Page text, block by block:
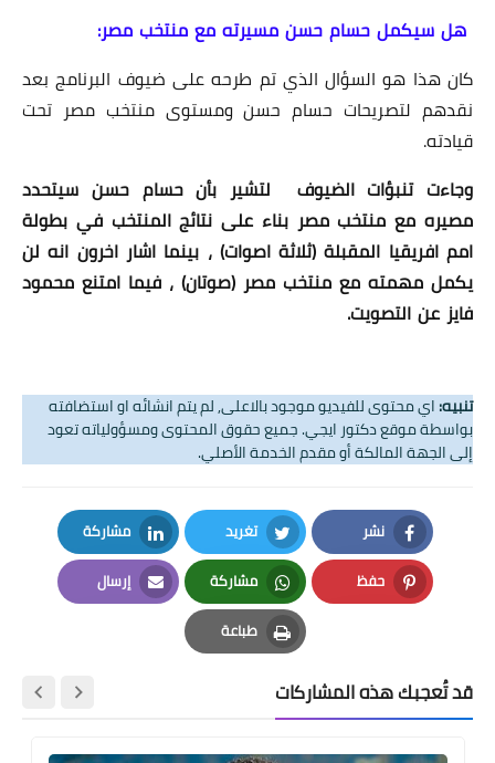
هل سيكمل حسام حسن مسيرته مع منتخب مصر:
كان هذا هو السؤال الذي تم طرحه على ضيوف البرنامج بعد
نقدهم لتصريحات حسام حسن ومستوى منتخب مصر تحت
قيادته.
وجاءت تنبؤات الضيوف لتشير بأن حسام حسن سيتحدد
مصيره مع منتخب مصر بناء على نتائج المنتخب في بطولة
امم افريقيا المقبلة (ثلاثة اصوات) ، بينما اشار اخرون انه لن
يكمل مهمته مع منتخب مصر (صوتان) ، فيما امتنع محمود
فايز عن التصويت.
تنبيه:اي محتوى للفيديو موجود بالاعلى, لم يتم انشائه او استضافته
بواسطة موقع دكتور ايجي. جميع حقوق المحتوى ومسؤولياته تعود
إلى الجهة المالكة أو مقدم الخدمة الأصلي.
نشر
Facebook
تغريد
Twitter
مشاركة
LinkedIn
حفظ
Pinterest
مشاركة
Whatsapp
إرسال
Email
طباعة
Print
قد تُعجبك هذه المشاركات